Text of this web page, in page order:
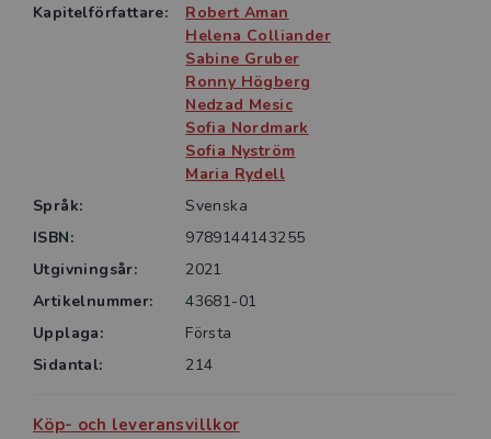
Kapitelförfattare:
Robert Aman
Helena Colliander
Sabine Gruber
Ronny Högberg
Nedzad Mesic
Sofia Nordmark
Sofia Nyström
Maria Rydell
Språk:
Svenska
ISBN:
9789144143255
Utgivningsår:
2021
Artikelnummer:
43681-01
Upplaga:
Första
Sidantal:
214
Köp- och leveransvillkor